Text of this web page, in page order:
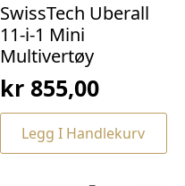
SwissTech Uberall
11-i-1 Mini
Multivertøy
kr855,00
Legg I Handlekurv